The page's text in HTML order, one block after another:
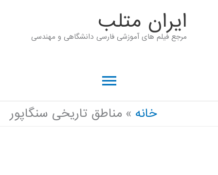
ايران متلب
مرجع فیلم های آموزشی فارسی دانشگاهی و مهندسی
فهرست
اصلی
خانه مناطق تاریخی سنگاپور